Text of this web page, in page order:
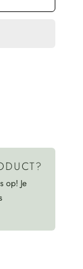
op! Je